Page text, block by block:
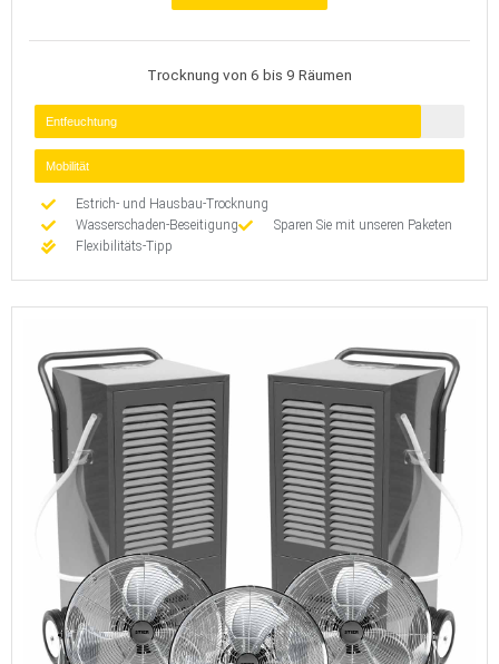
Trocknung von 6 bis 9 Räumen
Entfeuchtung
Mobilität
Estrich- und Hausbau-Trocknung
Wasserschaden-Beseitigung
Sparen Sie mit unseren Paketen
Flexibilitäts-Tipp